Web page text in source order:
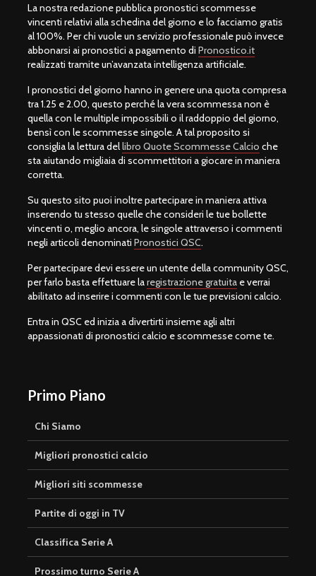
La nostra redazione pubblica pronostici scommesse
vincenti relativi alla schedina del giorno e lo facciamo gratis
al 100%. Per chi vuole un servizio professionale può invece
abbonarsi ai pronostici a pagamento di Pronostico.it
realizzati tramite un’avanzata intelligenza artificiale.
I pronostici del giorno hanno in genere una quota compresa
tra 1.25 e 2.00, questo perché la vera scommessa non è
quella con le multiple impossibili o il raddoppio del giorno,
bensì con le scommesse singole. A tal proposito si
consiglia la lettura dellibro Quote Scommesse Calcio che
sta aiutando migliaia di scommettitori a giocare in maniera
corretta.
Su questo sito puoi inoltre partecipare in maniera attiva
inserendo tu stesso quelle che consideri le tue bollette
vincenti o, meglio ancora, le singole attraverso i commenti
negli articoli denominati Pronostici QSC.
Per partecipare devi essere un utente della community QSC,
per farlo basta effettuare laregistrazione gratuita e verrai
abilitato ad inserire i commenti con le tue previsioni calcio.
Entra in QSC ed inizia a divertirti insieme agli altri
appassionati di pronostici calcio e scommesse come te.
Primo Piano
Chi Siamo
Migliori pronostici calcio
Migliori siti scommesse
Partite di oggi in TV
Classifica Serie A
Prossimo turno Serie A